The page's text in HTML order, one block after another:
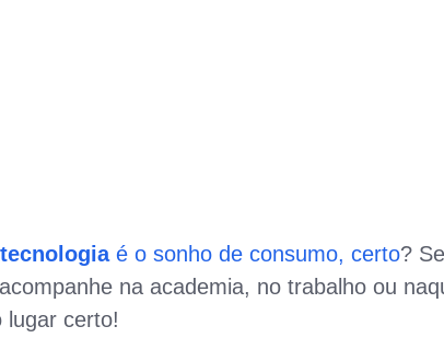
é o sonho de consumo, certo? Se
na academia, no trabalho ou
lugar certo!